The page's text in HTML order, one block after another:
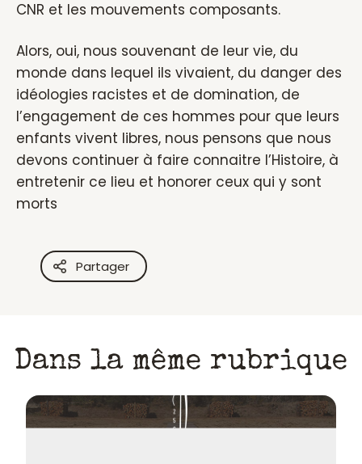
CNR et les mouvements composants.
Alors, oui, nous souvenant de leur vie, du
monde dans lequel ils vivaient, du danger des
idéologies racistes et de domination, de
l’engagement de ces hommes pour que leurs
enfants vivent libres, nous pensons que nous
devons continuer à faire connaitre l’Histoire, à
entretenir ce lieu et honorer ceux qui y sont
morts
Partager
Dans la même rubrique